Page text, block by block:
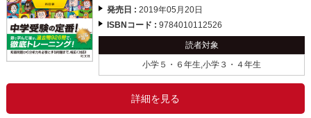
発売日 :2019年05月20日
ISBNコード :9784010112526
読者対象
小学５・６年生,小学３・４年生
詳細を見る